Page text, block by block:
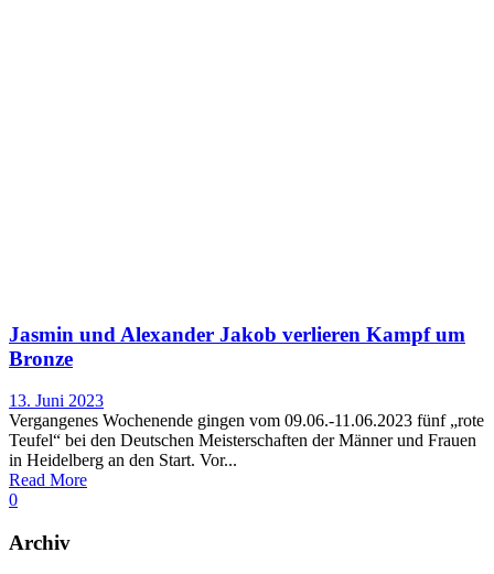
Jasmin und Alexander Jakob verlieren Kampf um
Bronze
13. Juni 2023
Vergangenes Wochenende gingen vom 09.06.-11.06.2023 fünf „rote
Teufel“ bei den Deutschen Meisterschaften der Männer und Frauen
in Heidelberg an den Start. Vor...
Read More
0
Archiv